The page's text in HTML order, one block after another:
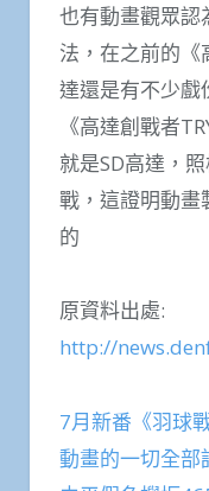
也有動畫觀眾認
法，在之前的《
達還是有不少戲
《高達創戰者
就是SD高達，
戰，這證明動畫
的
原資料出處:
http://
7月新番《羽球
動畫的一切全部